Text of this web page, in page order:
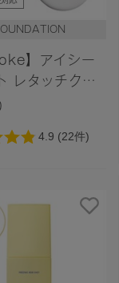
】アイシー
レタッチクッ